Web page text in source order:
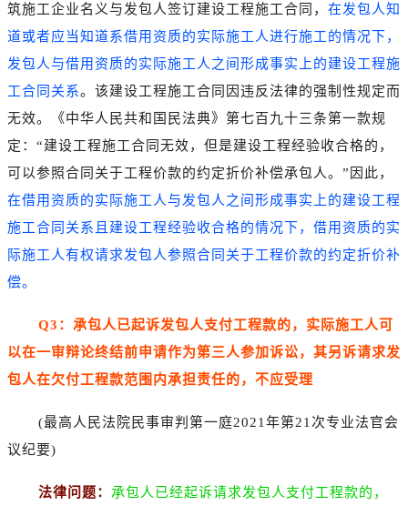
筑施工企业名义与发包人签订建设工程施工合同， 在发包人知
道或者应当知道系借用资质的实际施工人进行施工的情况下，
发包人与借用资质的实际施工人之间形成事实上的建设工程施
工合同关系。该建设工程施工合同因违反法律的强制性规定而
无效。《中华人民共和国民法典》第七百九十三条第一款规
定：“建设工程施工合同无效，但是建设工程经验收合格的，
可以参照合同关于工程价款的约定折价补偿承包人。”因此，
在借用资质的实际施工人与发包人之间形成事实上的建设工程
施工合同关系且建设工程经验收合格的情况下，借用资质的实
际施工人有权请求发包人参照合同关于工程价款的约定折价补
偿。
Q3：承包人已起诉发包人支付工程款的，实际施工人可
以在一审辩论终结前申请作为第三人参加诉讼，其另诉请求发
包人在欠付工程款范围内承担责任的，不应受理
(最高人民法院民事审判第一庭2021年第21次专业法官会
议纪要)
法律问题： 承包人已经起诉请求发包人支付工程款的，